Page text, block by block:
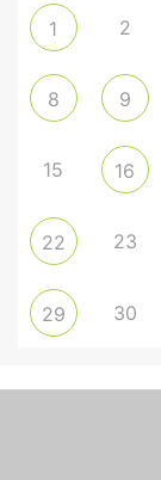
1 2
8 9
15 16
22 23
29 30